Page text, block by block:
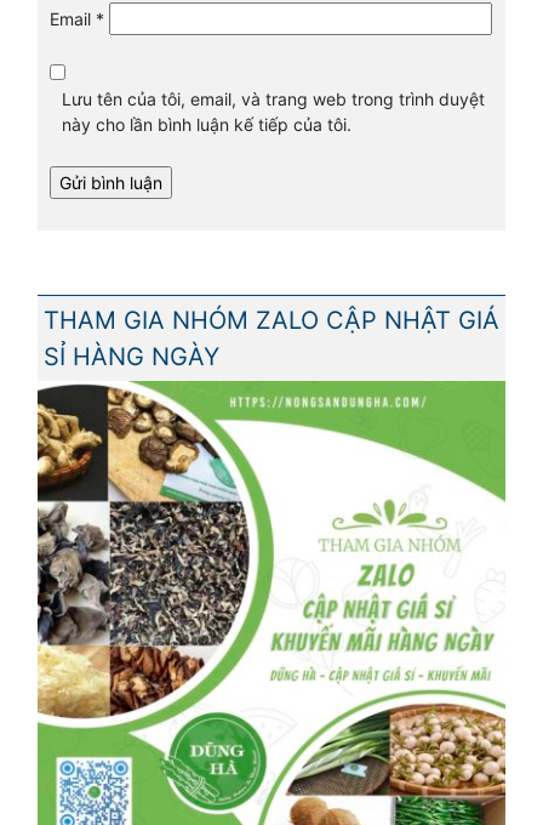
Email *
Lưu tên của tôi, email, và trang web trong trình duyệt
này cho lần bình luận kế tiếp của tôi.
THAM GIA NHÓM ZALO CẬP NHẬT GIÁ
SỈ HÀNG NGÀY